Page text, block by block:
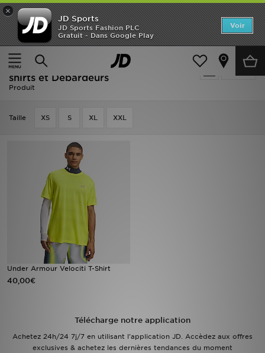
×
JD Sports
JD Sports Fashion PLC
Gratuit - Dans Google Play
Voir
Accueil
Homme Vêtements Homme T-shirts et Débardeurs
Homme - Jaune Under Armour T-
shirts et Débardeurs
Produit
Taille XS S XL XXL
Under Armour Velociti T-Shirt
40,00€
Télécharge notre application
Achetez 24h/24 7j/7 en utilisant l'application JD. Accèdez aux offres
exclusives & achetez les dernières tendances du moment
Accueil
Nouveautés
Homme
Marques
Football
PROMOS
Suivre Ma Commande
Service client